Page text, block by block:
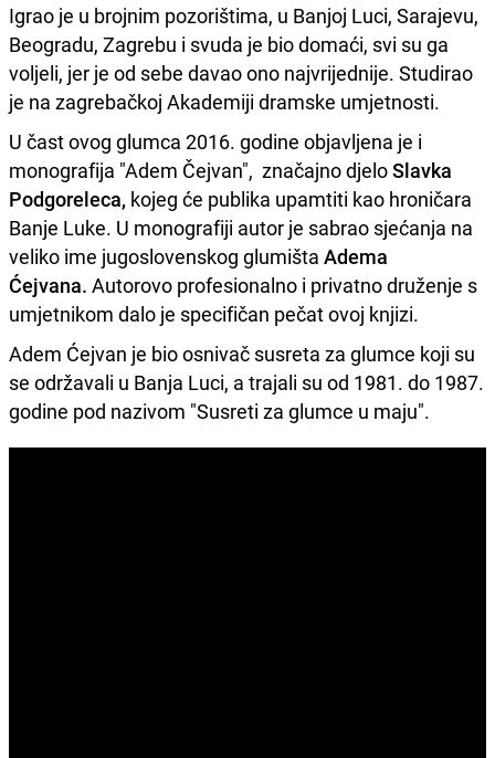
Igrao je u brojnim pozorištima, u Banjoj Luci, Sarajevu,
Beogradu, Zagrebu i svuda je bio domaći, svi su ga
voljeli, jer je od sebe davao ono najvrijednije. Studirao
je na zagrebačkoj Akademiji dramske umjetnosti.
U čast ovog glumca 2016. godine objavljena je i
monografija "Adem Čejvan", značajno djeloSlavka
Podgoreleca, kojeg će publika upamtiti kao hroničara
Banje Luke. U monografiji autor je sabrao sjećanja na
veliko ime jugoslovenskog glumišta Adema
Ćejvana. Autorovo profesionalno i privatno druženje s
umjetnikom dalo je specifičan pečat ovoj knjizi.
Adem Ćejvan je bio osnivač susreta za glumce koji su
se održavali u Banja Luci, a trajali su od 1981. do 1987.
godine pod nazivom "Susreti za glumce u maju".